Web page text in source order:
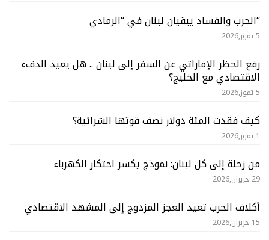
“الحرب والفساد يبقيان لبنان في “الرمادي
5 تموز,2026
رفع الحظر الإماراتي عن السفر إلى لبنان .. هل يعيد الدفء
الاقتصادي مع الخليج؟
5 تموز,2026
كيف فقدت المئة دولار نصف قوتها الشرائية؟
1 تموز,2026
من زحلة إلى كل لبنان: نموذج يكسر احتكار الكهرباء
29 حزيران,2026
أكلاف الحرب تعيد العجز المزدوج إلى المشهد الاقتصادي
15 حزيران,2026